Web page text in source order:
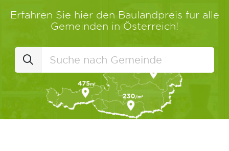
Erfahren Sie hier den Baulandpreis für alle
Gemeinden in Österreich!